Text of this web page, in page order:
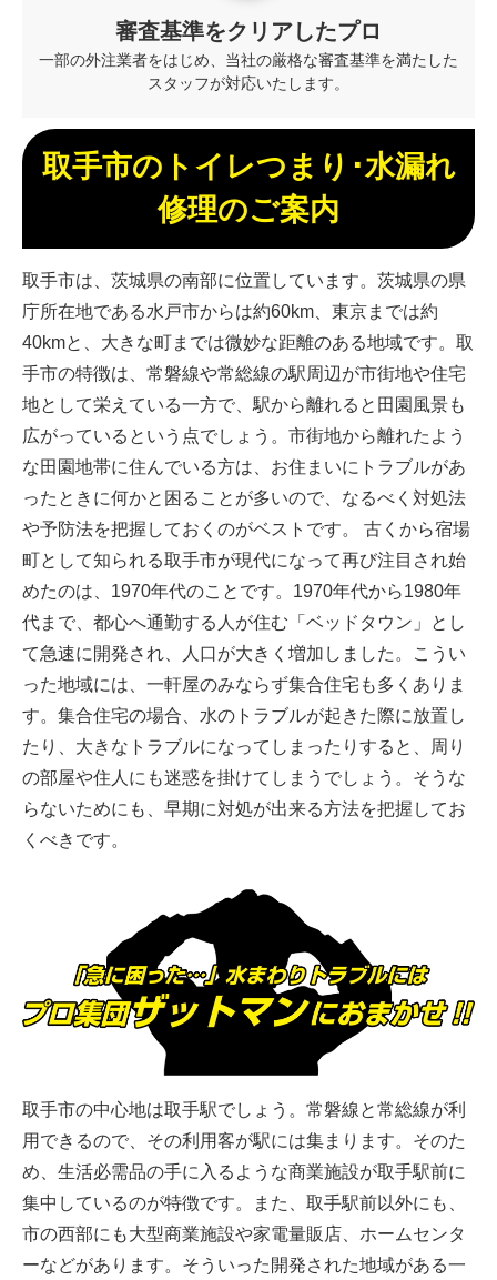
審査基準をクリアしたプロ
一部の外注業者をはじめ、当社の厳格な審査基準を満たした
スタッフが対応いたします。
取手市のトイレつまり･水漏れ
修理のご案内
取手市は、茨城県の南部に位置しています。茨城県の県
庁所在地である水戸市からは約60km、東京までは約
40kmと、大きな町までは微妙な距離のある地域です。取
手市の特徴は、常磐線や常総線の駅周辺が市街地や住宅
地として栄えている一方で、駅から離れると田園風景も
広がっているという点でしょう。市街地から離れたよう
な田園地帯に住んでいる方は、お住まいにトラブルがあ
ったときに何かと困ることが多いので、なるべく対処法
や予防法を把握しておくのがベストです。 古くから宿場
町として知られる取手市が現代になって再び注目され始
めたのは、1970年代のことです。1970年代から1980年
代まで、都心へ通勤する人が住む「ベッドタウン」とし
て急速に開発され、人口が大きく増加しました。こうい
った地域には、一軒屋のみならず集合住宅も多くありま
す。集合住宅の場合、水のトラブルが起きた際に放置し
たり、大きなトラブルになってしまったりすると、周り
の部屋や住人にも迷惑を掛けてしまうでしょう。そうな
らないためにも、早期に対処が出来る方法を把握してお
くべきです。
取手市の中心地は取手駅でしょう。常磐線と常総線が利
用できるので、その利用客が駅には集まります。そのた
め、生活必需品の手に入るような商業施設が取手駅前に
集中しているのが特徴です。また、取手駅前以外にも、
市の西部にも大型商業施設や家電量販店、ホームセンタ
ーなどがあります。そういった開発された地域がある一